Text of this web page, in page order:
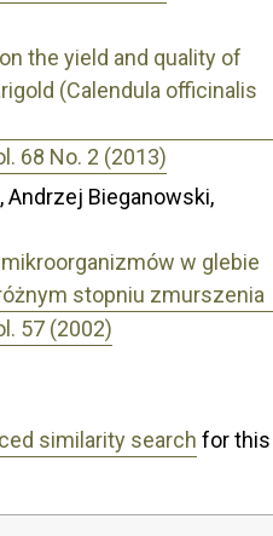
the yield and quality of
(Calendula officinalis
68 No. 2 (2013)
Andrzej Bieganowski,
w glebie
stopniu zmurszenia
57 (2002)
similarity search for this